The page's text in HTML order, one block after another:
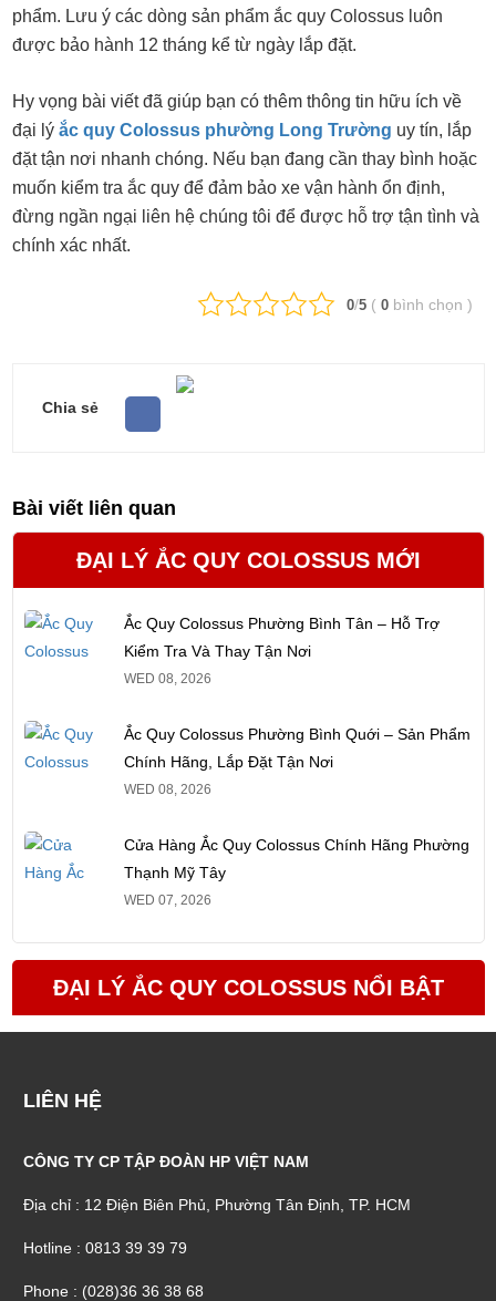
phẩm. Lưu ý các dòng sản phẩm ắc quy Colossus luôn
được bảo hành 12 tháng kể từ ngày lắp đặt.
Hy vọng bài viết đã giúp bạn có thêm thông tin hữu ích về
đại lý ắc quy Colossus phường Long Trường uy tín, lắp
đặt tận nơi nhanh chóng. Nếu bạn đang cần thay bình hoặc
muốn kiểm tra ắc quy để đảm bảo xe vận hành ổn định,
đừng ngần ngại liên hệ chúng tôi để được hỗ trợ tận tình và
chính xác nhất.
0/5 ( 0 bình chọn )
Chia sẻ
Bài viết liên quan
ĐẠI LÝ ẮC QUY COLOSSUS MỚI
Ắc Quy Colossus Phường Bình Tân – Hỗ Trợ
Kiểm Tra Và Thay Tận Nơi
WED 08, 2026
Ắc Quy Colossus Phường Bình Quới – Sản Phẩm
Chính Hãng, Lắp Đặt Tận Nơi
WED 08, 2026
Cửa Hàng Ắc Quy Colossus Chính Hãng Phường
Thạnh Mỹ Tây
WED 07, 2026
ĐẠI LÝ ẮC QUY COLOSSUS NỔI BẬT
LIÊN HỆ
CÔNG TY CP TẬP ĐOÀN HP VIỆT NAM
Địa chỉ : 12 Điện Biên Phủ, Phường Tân Định, TP. HCM
Hotline : 0813 39 39 79
Phone : (028)36 36 38 68